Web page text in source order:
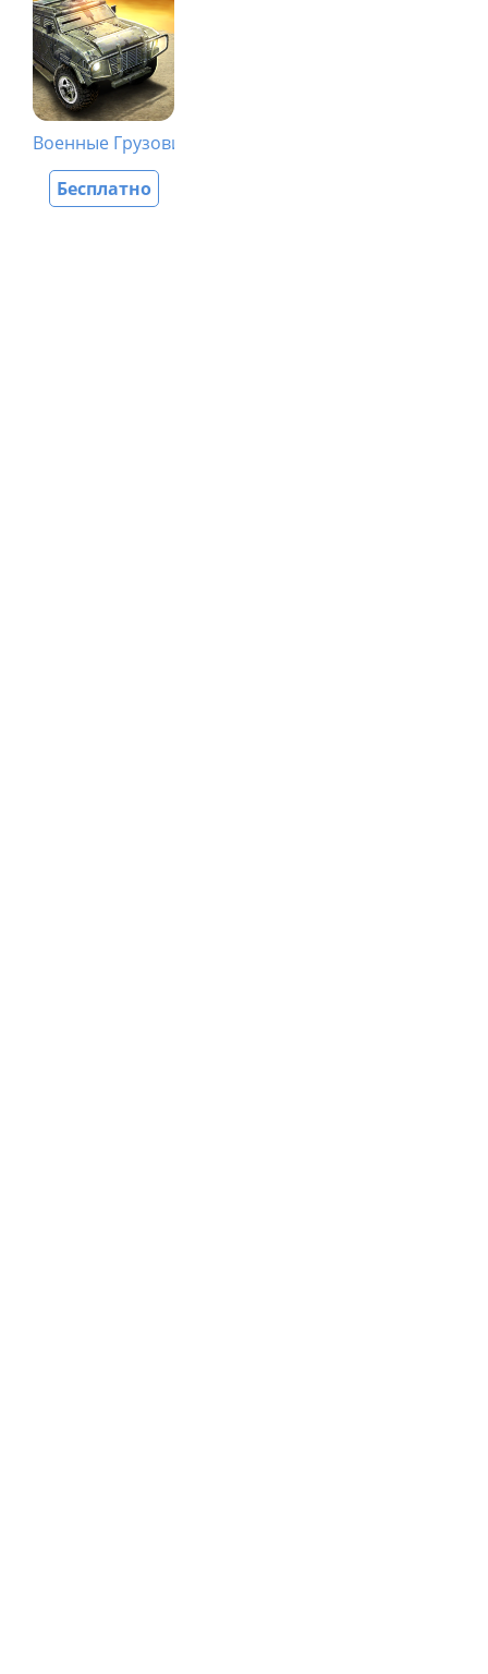
Военные Грузовики 3D: Война
Бесплатно